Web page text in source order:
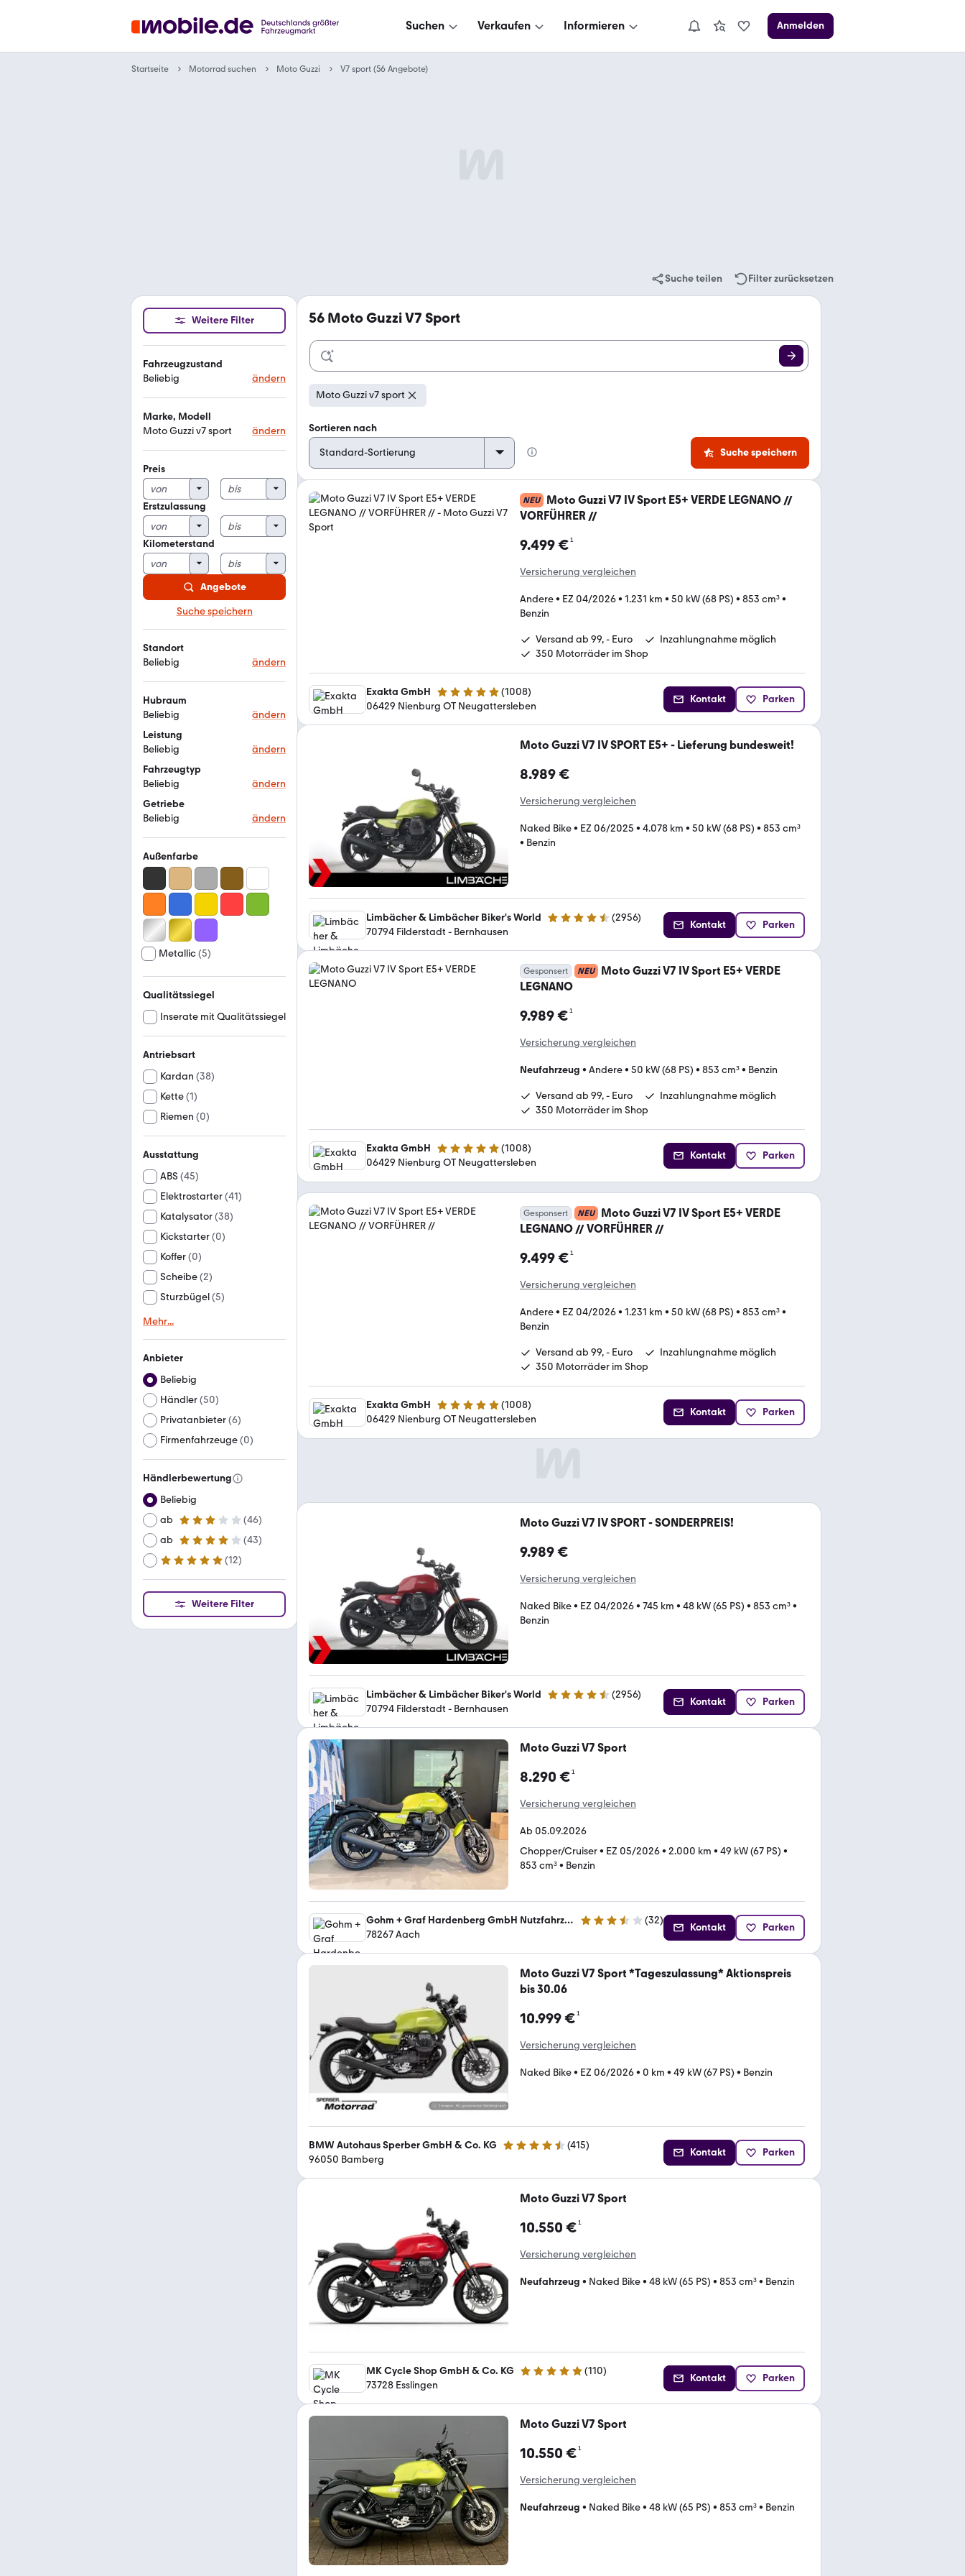
Suchen Verkaufen Informieren Anmelden
Startseite Motorrad suchen Moto Guzzi V7 sport (56 Angebote)
Suche teilen Filter zurücksetzen
Weitere Filter
Fahrzeugzustand
Beliebig
ändern
Marke, Modell
Moto Guzzi v7 sport
ändern
Preis
Erstzulassung
Kilometerstand
Angebote
Suche speichern
Standort
Beliebig
ändern
Hubraum
Beliebig
ändern
Leistung
Beliebig
ändern
Fahrzeugtyp
Beliebig
ändern
Getriebe
Beliebig
ändern
Außenfarbe
Metallic(5)
Qualitätssiegel
Inserate mit Qualitätssiegel
Antriebsart
Kardan (38)
Kette(1)
Riemen (0)
Ausstattung
ABS (45)
Elektrostarter(41)
Katalysator(38)
Kickstarter(0)
Koffer(0)
Scheibe(2)
Sturzbügel(5)
Mehr...
Anbieter
Beliebig
Händler(50)
Privatanbieter(6)
Firmenfahrzeuge(0)
Händlerbewertung
Beliebig
ab
3 Sterne (46)
ab
4 Sterne (43)
ab
5 Sterne (12)
Weitere Filter
56 Moto Guzzi V7 Sport
Moto Guzzi v7 sport
Sortieren nach
Suche speichern
NEU
Moto Guzzi V7 IV Sport E5+ VERDE LEGNANO //
VORFÜHRER //
9.499 €¹
Versicherung vergleichen
Andere• EZ 04/2026• 1.231 km • 50 kW (68 PS) • 853 cm³•
Benzin
Versand ab 99, - Euro
Inzahlungnahme möglich
350 Motorräder im Shop
Exakta GmbH 4.8 Sterne (1008)
06429 Nienburg OT Neugattersleben
Kontakt Parken
Moto Guzzi V7 IV SPORT E5+ - Lieferung bundesweit!
8.989 €
Versicherung vergleichen
Naked Bike• EZ 06/2025 • 4.078 km • 50 kW (68 PS) • 853 cm³
• Benzin
Limbächer & Limbächer Biker's World 4.7 Sterne (2956)
70794 Filderstadt - Bernhausen
Kontakt Parken
Gesponsert NEU
Moto Guzzi V7 IV Sport E5+ VERDE
LEGNANO
9.989 €¹
Versicherung vergleichen
Neufahrzeug • Andere• 50 kW (68 PS) • 853 cm³• Benzin
Versand ab 99, - Euro
Inzahlungnahme möglich
350 Motorräder im Shop
Exakta GmbH 4.8 Sterne (1008)
06429 Nienburg OT Neugattersleben
Kontakt Parken
Gesponsert NEU
Moto Guzzi V7 IV Sport E5+ VERDE
LEGNANO // VORFÜHRER //
9.499 €¹
Versicherung vergleichen
Andere• EZ 04/2026• 1.231 km • 50 kW (68 PS) • 853 cm³•
Benzin
Versand ab 99, - Euro
Inzahlungnahme möglich
350 Motorräder im Shop
Exakta GmbH 4.8 Sterne (1008)
06429 Nienburg OT Neugattersleben
Kontakt Parken
Moto Guzzi V7 IV SPORT - SONDERPREIS!
9.989 €
Versicherung vergleichen
Naked Bike• EZ 04/2026• 745 km • 48 kW (65 PS) • 853 cm³•
Benzin
Limbächer & Limbächer Biker's World 4.7 Sterne (2956)
70794 Filderstadt - Bernhausen
Kontakt Parken
Moto Guzzi V7 Sport
8.290 €¹
Versicherung vergleichen
Ab 05.09.2026
Chopper/Cruiser• EZ 05/2026• 2.000 km • 49 kW (67 PS) •
853 cm³• Benzin
Gohm + Graf Hardenberg GmbH Nutzfahrzeugzentrum Hegau 3.6 Sterne (32)
78267 Aach
Kontakt Parken
Moto Guzzi V7 Sport *Tageszulassung* Aktionspreis
bis 30.06
10.999 €¹
Versicherung vergleichen
Naked Bike• EZ 06/2026• 0 km • 49 kW (67 PS) • Benzin
BMW Autohaus Sperber GmbH & Co. KG 4.4 Sterne (415)
96050 Bamberg
Kontakt Parken
Moto Guzzi V7 Sport
10.550 €¹
Versicherung vergleichen
Neufahrzeug • Naked Bike• 48 kW (65 PS) • 853 cm³• Benzin
MK Cycle Shop GmbH & Co. KG 4.8 Sterne (110)
73728 Esslingen
Kontakt Parken
Moto Guzzi V7 Sport
10.550 €¹
Versicherung vergleichen
Neufahrzeug • Naked Bike• 48 kW (65 PS) • 853 cm³• Benzin